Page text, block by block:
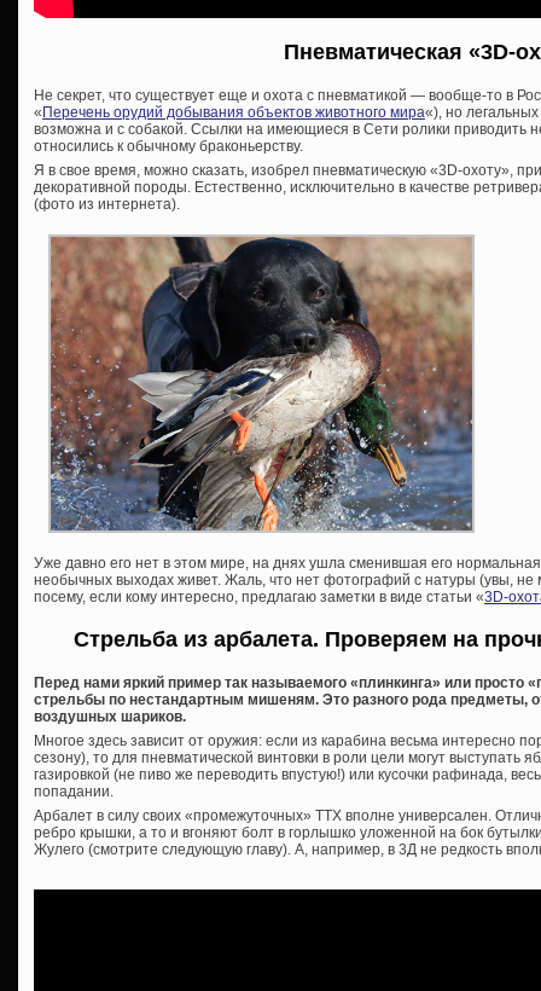
Пневматическая «3D-
Не секрет, что существует еще и охота с пневматикой — вообще-то в
«Перечень орудий добывания объектов животного мира«), но
возможна и с собакой. Ссылки на имеющиеся в Сети ролики приводить
относились к обычному браконьерству.
Я в свое время, можно сказать, изобрел пневматическую «3D-охоту»,
декоративной породы. Естественно, исключительно в качестве
(фото из интернета).
Уже давно его нет в этом мире, на днях ушла сменившая его
необычных выходах живет. Жаль, что нет фотографий с натуры (увы, не
посему, если кому интересно, предлагаю заметки в виде статьи «3D-
Стрельба из арбалета. Проверяем на
Перед нами яркий пример так называемого «плинкинга» или просто
стрельбы по нестандартным мишеням. Это разного рода предметы,
воздушных шариков.
Многое здесь зависит от оружия: если из карабина весьма интересно
сезону), то для пневматической винтовки в роли цели могут выступать
газировкой (не пиво же переводить впустую!) или кусочки рафинада,
попадании.
Арбалет в силу своих «промежуточных» ТТХ вполне универсален.
ребро крышки, а то и вгоняют болт в горлышко уложенной на бок
Жулего (смотрите следующую главу). А, например, в 3Д не редкость